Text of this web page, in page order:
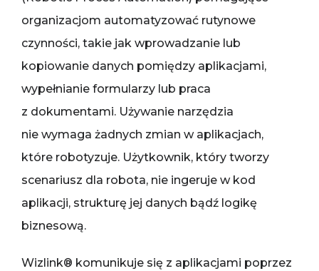
organizacjom automatyzować rutynowe
czynności, takie jak wprowadzanie lub
kopiowanie danych pomiędzy aplikacjami,
wypełnianie formularzy lub praca
z dokumentami. Używanie narzędzia
nie wymaga żadnych zmian w aplikacjach,
które robotyzuje. Użytkownik, który tworzy
scenariusz dla robota, nie ingeruje w kod
aplikacji, strukturę jej danych bądź logikę
biznesową.
Wizlink® komunikuje się z aplikacjami poprzez